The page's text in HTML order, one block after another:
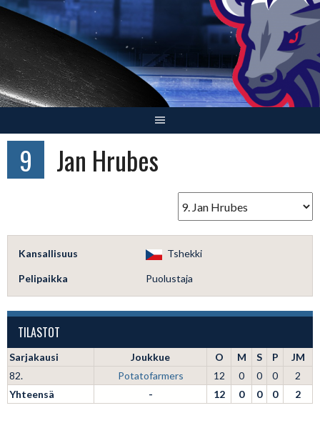
Skip
content
9 Jan Hrubes
Kansallisuus Tshekki
Pelipaikka Puolustaja
TILASTOT
Sarjakausi Joukkue O M S P
JM
82.
Potatofarmers 12 0 0 0
2
Yhteensä
- 12 0 0 0 2